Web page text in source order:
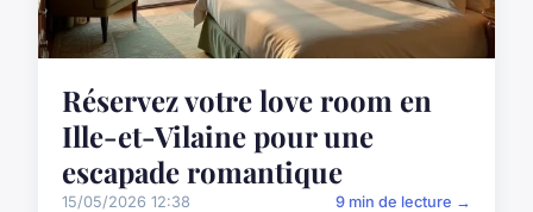
Réservez votre love room en
Ille-et-Vilaine pour une
escapade romantique
15/05/2026 12:38 9 min de lecture →